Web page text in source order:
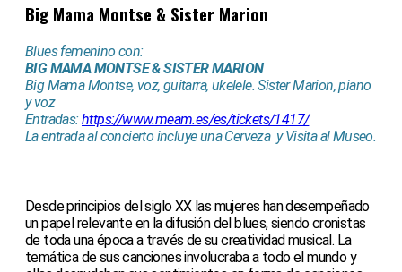
Big Mama Montse & Sister Marion
Blues femenino con:
BIG MAMA MONTSE & SISTER MARION
Big Mama Montse, voz, guitarra, ukelele. Sister Marion, piano
y voz
Entradas:https://www.meam.es/es/tickets/1417/
La entrada al concierto incluye una Cerveza y Visita al Museo.
Desde principios del siglo XX las mujeres han desempeñado
un papel relevante en la difusión del blues, siendo cronistas
de toda una época a través de su creatividad musical. La
temática de sus canciones involucraba a todo el mundo y